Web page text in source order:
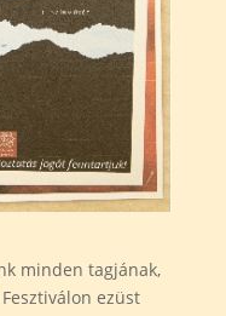
minden tagjának,
ezüst